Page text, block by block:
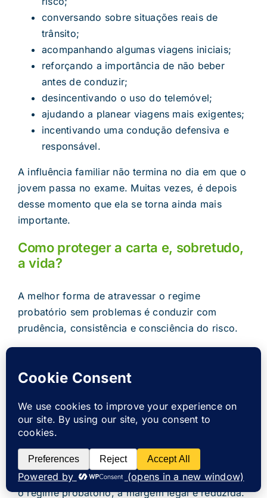
conversando sobre situações reais de
trânsito;
acompanhando algumas viagens iniciais;
reforçando a importância de não beber
antes de conduzir;
desincentivando o uso do telemóvel;
ajudando a planear viagens mais exigentes;
incentivando uma condução defensiva e
responsável.
A influência familiar não termina no dia em que o
jovem passa no exame. Muitas vezes, é depois
desse momento que ela se torna ainda mais
importante.
Como proteger a carta e, sobretudo,
a vida?
A melhor forma de atravessar o regime
probatório sem problemas é conduzir com
prudência, consistência e consciência do risco.
automáticos desde o primeiro dia.
Respeitar os limites de velocidade:
velocidade deve ser adaptada à estrada, ao
trânsito, à visibilidade, à meteorologia e à
experiência do condutor.
Não consumir álcool antes de conduzir:Durante
o regime probatório, a margem legal é reduzida.